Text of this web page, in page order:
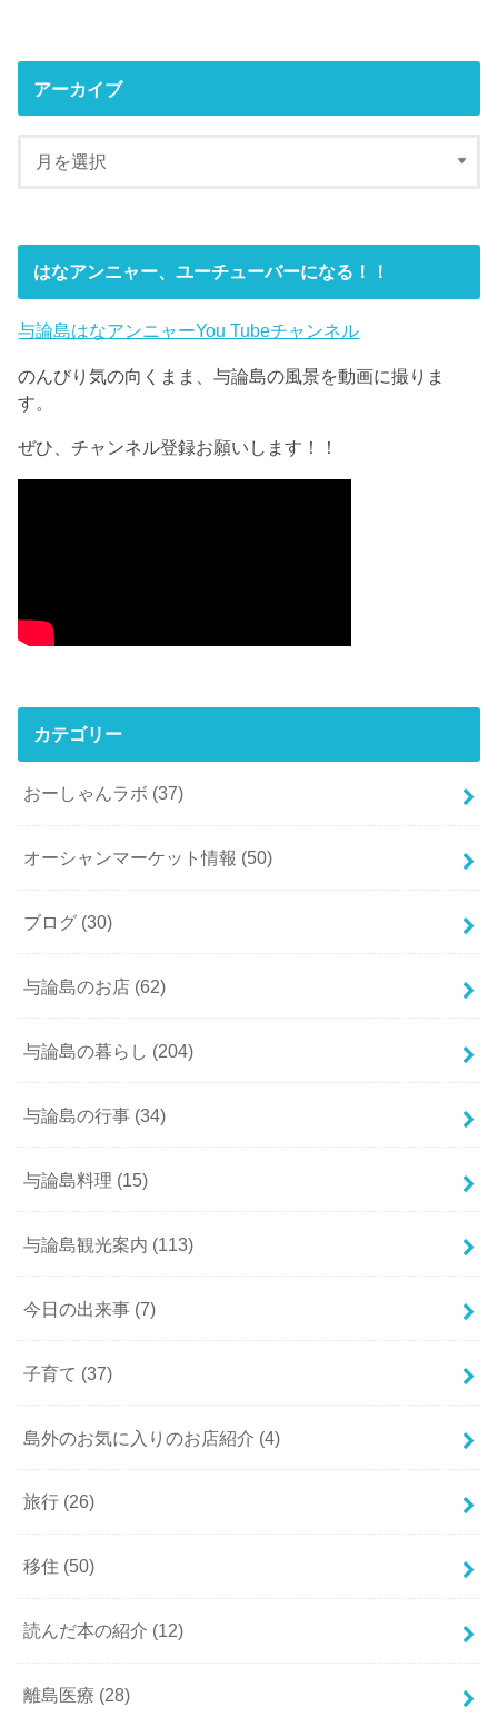
アーカイブ
はなアンニャー、ユーチューバーになる！！
与論島はなアンニャーYou Tubeチャンネル
のんびり気の向くまま、与論島の風景を動画に撮りま
す。
ぜひ、チャンネル登録お願いします！！
カテゴリー
おーしゃんラボ (37)
オーシャンマーケット情報 (50)
ブログ (30)
与論島のお店 (62)
与論島の暮らし (204)
与論島の行事 (34)
与論島料理 (15)
与論島観光案内 (113)
今日の出来事 (7)
子育て (37)
島外のお気に入りのお店紹介 (4)
旅行 (26)
移住 (50)
読んだ本の紹介 (12)
離島医療 (28)